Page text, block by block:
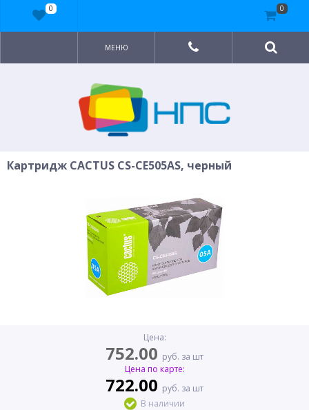
МЕНЮ
Картридж CACTUS CS-CE505AS, черный
Цена:
752.00 руб. за шт
Цена по карте:
722.00 руб. за шт
В наличии
0 0